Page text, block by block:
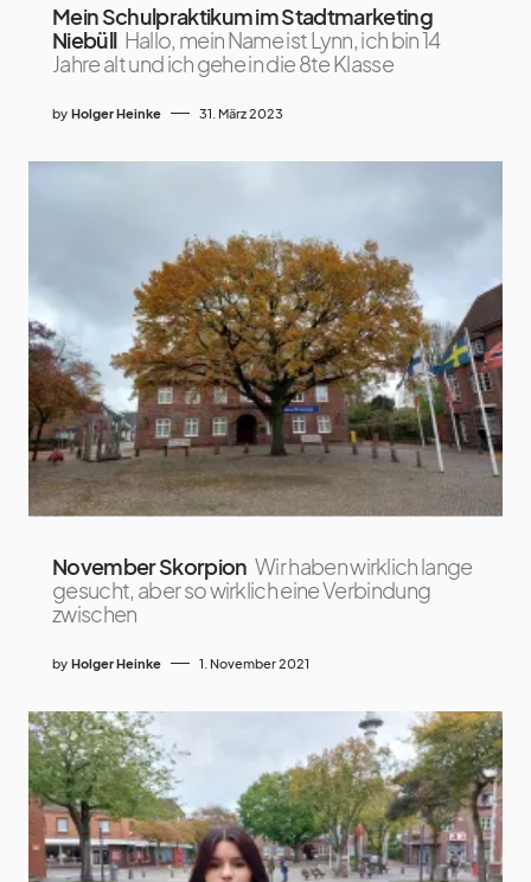
Mein Schulpraktikum im Stadtmarketing
Niebüll Hallo, mein Name ist Lynn, ich bin 14
Jahre alt und ich gehe in die 8te Klasse
by Holger Heinke 31. März 2023
November Skorpion Wir haben wirklich lange
gesucht, aber so wirklich eine Verbindung
zwischen
by Holger Heinke 1. November 2021